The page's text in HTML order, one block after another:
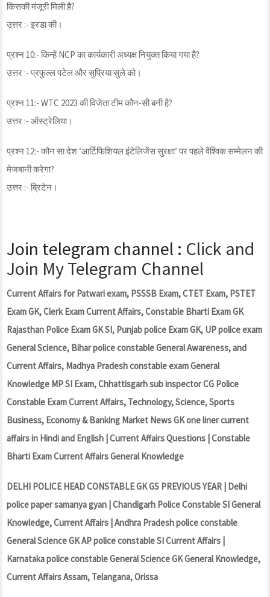
किसकी मंजूरी मिली है?
उत्तर :- इरडा की।
प्रश्न 10:- किन्हें NCP का कार्यकारी अध्यक्ष नियुक्त किया गया है?
उत्तर :- प्रफुल्ल पटेल और सुप्रिया सुले को।
प्रश्न 11:- WTC 2023 की विजेता टीम कौन-सी बनी है?
उत्तर :- ऑस्ट्रेलिया।
प्रश्न 12:- कौन सा देश ‘आर्टिफिशियल इंटेलिजेंस सुरक्षा’ पर पहले वैश्विक सम्मेलन की
मेजबानी करेगा?
उत्तर :- ब्रिटेन।
Join telegram channel : Click and
Join My Telegram Channel
Current Affairs for Patwari exam, PSSSB Exam, CTET Exam, PSTET
Exam GK, Clerk Exam Current Affairs, Constable Bharti Exam GK
Rajasthan Police Exam GK SI, Punjab police Exam GK, UP police exam
General Science, Bihar police constable General Awareness, and
Current Affairs, Madhya Pradesh constable exam General
Knowledge MP SI Exam, Chhattisgarh sub inspector CG Police
Constable Exam Current Affairs, Technology, Science, Sports
Business, Economy & Banking Market News GK one liner current
affairs in Hindi and English | Current Affairs Questions | Constable
Bharti Exam Current Affairs General Knowledge
DELHI POLICE HEAD CONSTABLE GK GS PREVIOUS YEAR | Delhi
police paper samanya gyan | Chandigarh Police Constable SI General
Knowledge, Current Affairs | Andhra Pradesh police constable
General Science GK AP police constable SI Current Affairs |
Karnataka police constable General Science GK General Knowledge,
Current Affairs Assam, Telangana, Orissa